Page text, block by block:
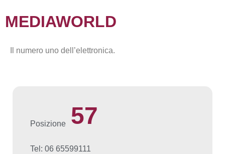
MEDIAWORLD
Il numero uno dell’elettronica.
Posizione 57
Tel: 06 65599111